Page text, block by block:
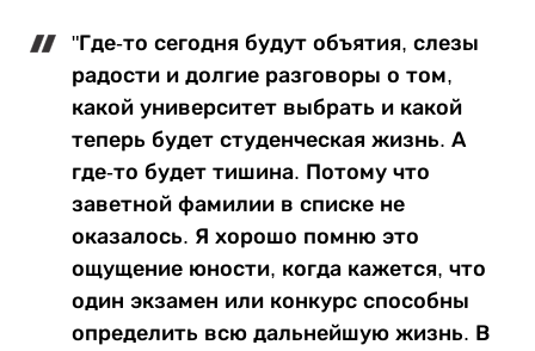
"Где-то сегодня будут объятия, слезы
радости и долгие разговоры о том,
какой университет выбрать и какой
теперь будет студенческая жизнь. А
где-то будет тишина. Потому что
заветной фамилии в списке не
оказалось. Я хорошо помню это
ощущение юности, когда кажется, что
один экзамен или конкурс способны
определить всю дальнейшую жизнь. В